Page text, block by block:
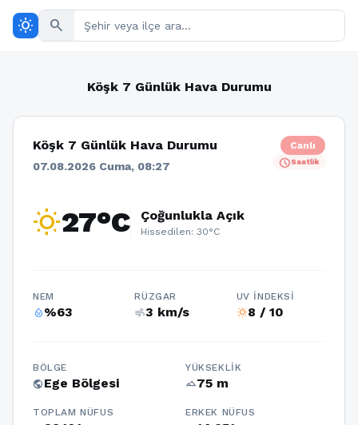
wb_sunny search
Köşk 7 Günlük Hava Durumu
Köşk 7 Günlük Hava Durumu
07.08.2026 Cuma, 08:27
Canlı
scheduleSaatlik
wb_sunny27°C Çoğunlukla Açık
Hissedilen: 30°C
NEM
humidity_percentage%63
RÜZGAR
air3 km/s
UV İNDEKSI
wb_sunny8 / 10
BÖLGE
publicEge Bölgesi
YÜKSEKLIK
terrain75 m
TOPLAM NÜFUS ERKEK NÜFUS